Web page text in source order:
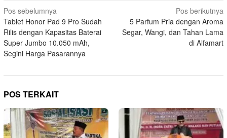
Navigasi
pos
Pos sebelumnya
Tablet Honor Pad 9 Pro Sudah
Rilis dengan Kapasitas Baterai
Super Jumbo 10.050 mAh,
Segini Harga Pasarannya
Pos berikutnya
5 Parfum Pria dengan Aroma
Segar, Wangi, dan Tahan Lama
di Alfamart
POS TERKAIT